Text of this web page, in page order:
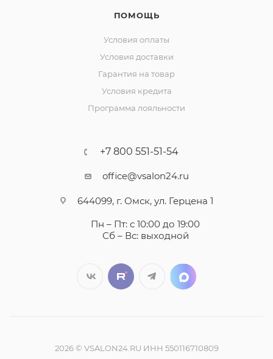
ПОМОЩЬ
Условия оплаты
Условия доставки
Гарантия на товар
Условия кредита
Программа лояльности
+7 800 551-51-54
office@vsalon24.ru
644099, г. Омск, ул. Герцена 1
Пн – Пт: с 10:00 до 19:00
Сб – Вс: выходной
2026 © VSALON24.RU ИНН 550116710809